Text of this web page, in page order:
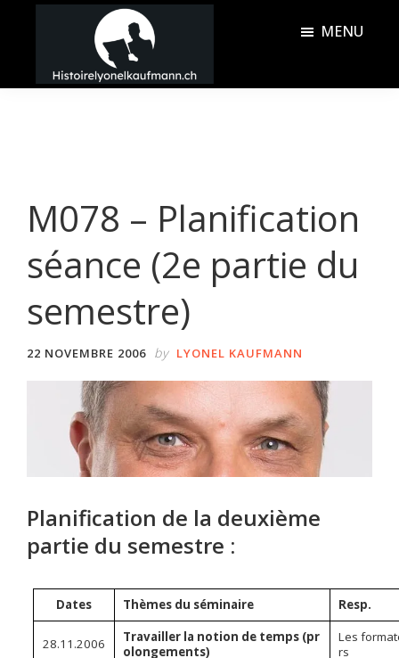
principal
barreHistoire
MENU
M078 – Planification
séance (2e partie du
semestre)
22 NOVEMBRE 2006 by LYONEL KAUFMANN
Planification de la deuxième
partie du semestre :
Dates Thèmes du séminaire Resp.
28.11.2006
Travailler la notion de temps (pr
olongements)
Les
rs